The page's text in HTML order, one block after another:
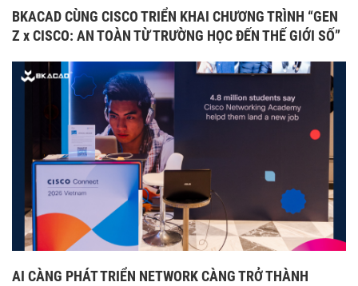
BKACAD CÙNG CISCO TRIỂN KHAI CHƯƠNG TRÌNH “GEN
Z x CISCO: AN TOÀN TỪ TRƯỜNG HỌC ĐẾN THẾ GIỚI SỐ”
AI CÀNG PHÁT TRIỂN NETWORK CÀNG TRỞ THÀNH